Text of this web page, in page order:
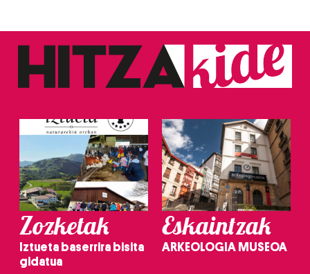
Zozketak
Iztueta baserrira bisita
gidatua
Eskaintzak
ARKEOLOGIA MUSEOA